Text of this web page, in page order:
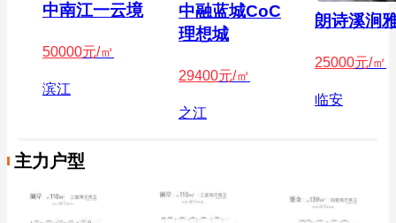
中南江一云境
50000元/㎡
滨江
中融蓝城CoC
理想城
29400元/㎡
之江
朗诗溪涧
25000元/㎡
临安
主力户型